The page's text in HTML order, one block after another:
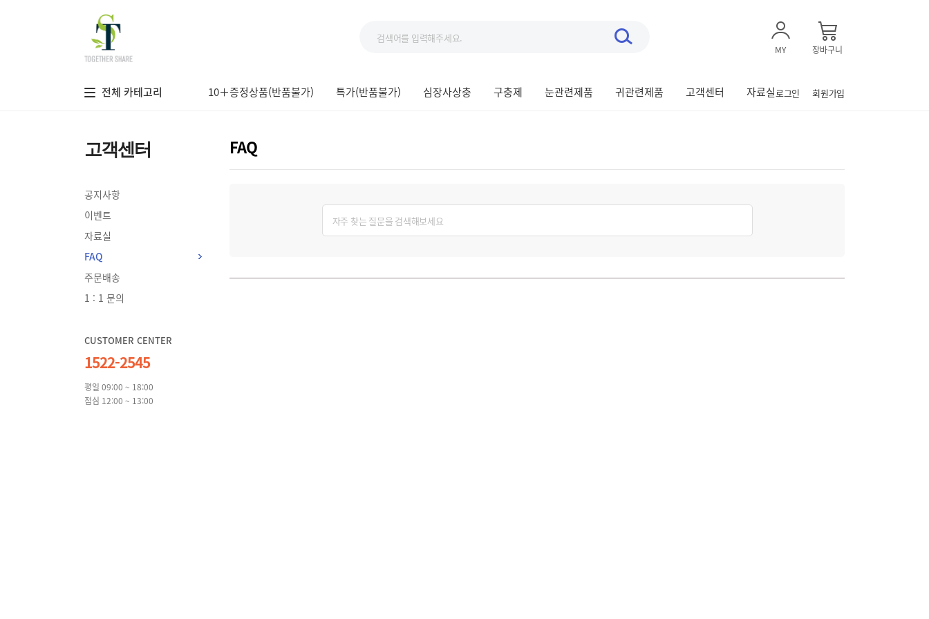
기
MY 장바구니
전체 카테고리 10＋증정상품(반품불가) 특가(반품불가) 심장사상충 구충제 눈관련제품 귀관련제품 고객센터 자료실
틸
메로그인 회원가입
고객센터
공지사항
이벤트
자료실
FAQ
주문배송
1 : 1 문의
CUSTOMER CENTER
1522-2545
평일 09:00 ~ 18:00
점심 12:00 ~ 13:00
FAQ
색